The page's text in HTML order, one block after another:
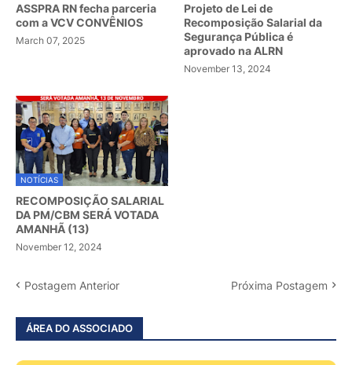
ASSPRA RN fecha parceria
com a VCV CONVÊNIOS
March 07, 2025
Projeto de Lei de
Recomposição Salarial da
Segurança Pública é
aprovado na ALRN
November 13, 2024
NOTÍCIAS
RECOMPOSIÇÃO SALARIAL
DA PM/CBM SERÁ VOTADA
AMANHÃ (13)
November 12, 2024
Postagem Anterior Próxima Postagem
ÁREA DO ASSOCIADO